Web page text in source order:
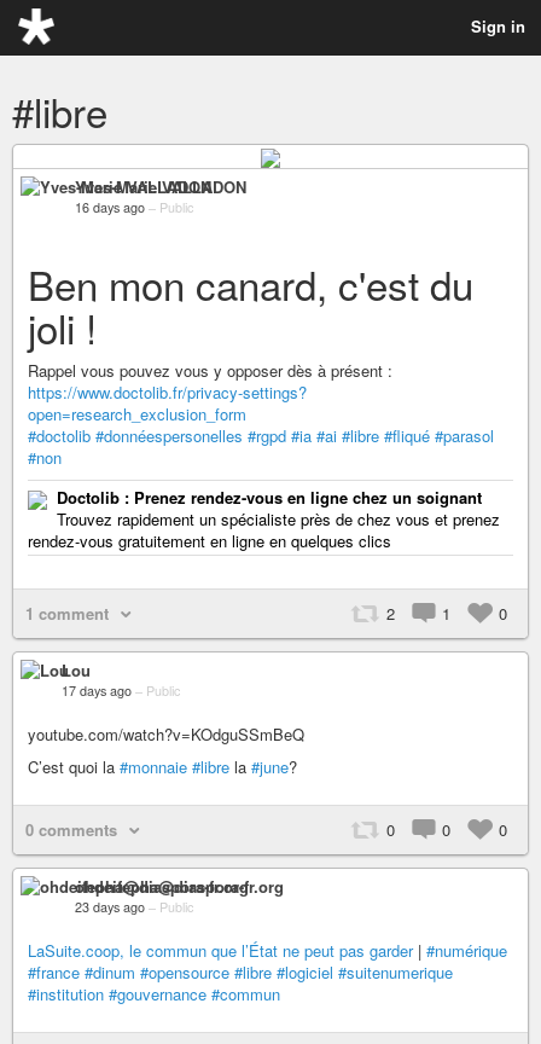
Sign in
#libre
Yves-Marie VALLADON
16 days ago – Public
Ben mon canard, c'est du
joli !
Rappel vous pouvez vous y opposer dès à présent :
https://www.doctolib.fr/privacy-settings?
open=research_exclusion_form
#doctolib #donnéespersonelles #rgpd #ia #ai #libre #fliqué #parasol
#non
Doctolib : Prenez rendez-vous en ligne chez un soignant
Trouvez rapidement un spécialiste près de chez vous et prenez
rendez-vous gratuitement en ligne en quelques clics
1 comment 2 1 0
Lou
17 days ago – Public
youtube.com/watch?v=KOdguSSmBeQ
C’est quoi la #monnaie #libre la #june?
0 comments 0 0 0
ohdeifepha@diaspora-fr.org
23 days ago – Public
LaSuite.coop, le commun que l’État ne peut pas garder| #numérique
#france #dinum #opensource #libre #logiciel #suitenumerique
#institution #gouvernance #commun